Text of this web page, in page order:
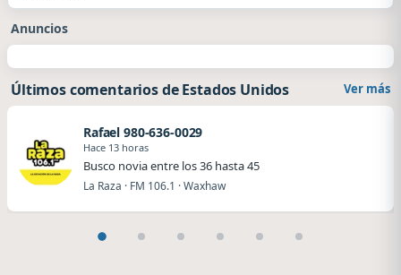
Anuncios
Últimos comentarios de Estados Unidos Ver más
Rafael 980-636-0029
Hace 13 horas
Busco novia entre los 36 hasta 45
La Raza · FM 106.1 · Waxhaw